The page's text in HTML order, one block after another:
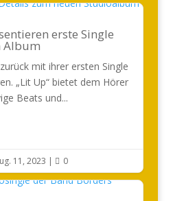
erste Single
Album
mit ihrer ersten Single
„Lit Up“ bietet dem Hörer
Beats und...
11, 2023 |  0